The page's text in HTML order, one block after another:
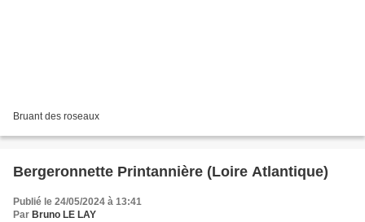
Bruant des roseaux
Bergeronnette Printannière (Loire Atlantique)
Publié le 24/05/2024 à 13:41
Par Bruno LE LAY